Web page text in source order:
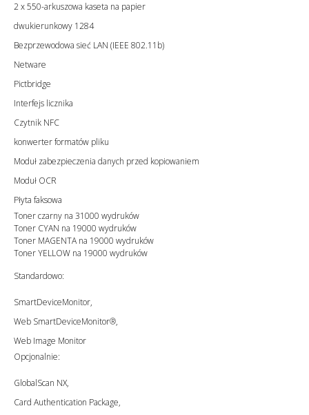
2 x 550-arkuszowa kaseta na papier
dwukierunkowy 1284
Bezprzewodowa sieć LAN (IEEE 802.11b)
Netware
Pictbridge
Interfejs licznika
Czytnik NFC
konwerter formatów pliku
Moduł zabezpieczenia danych przed kopiowaniem
Moduł OCR
Płyta faksowa
Toner czarny na 31000 wydruków
Toner CYAN na 19000 wydruków
Toner MAGENTA na 19000 wydruków
Toner YELLOW na 19000 wydruków
Standardowo:
SmartDeviceMonitor,
Web SmartDeviceMonitor®,
Web Image Monitor
Opcjonalnie:
GlobalScan NX,
Card Authentication Package,